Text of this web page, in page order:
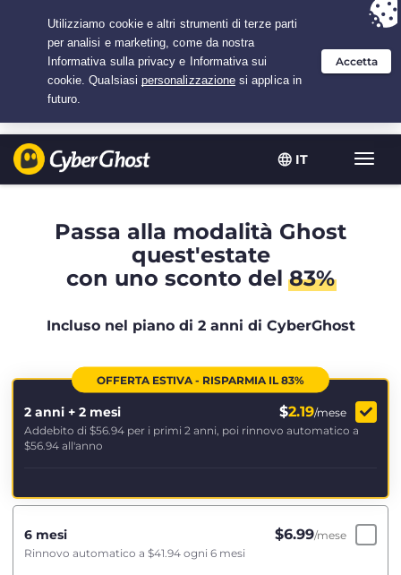
IT
L'offerta migliore per 2.1666666666667 anni a $
Passa alla modalità Ghost
quest'estate
con uno sconto del83%
Incluso nel piano di 2 anni di CyberGhost
OFFERTA ESTIVA - RISPARMIA IL 83%
2 anni + 2 mesi $2.19/mese
Addebito di $56.94 per i primi 2 anni, poi rinnovo automatico a
$56.94 all'anno
6 mesi $6.99/mese
Rinnovo automatico a $41.94 ogni 6 mesi